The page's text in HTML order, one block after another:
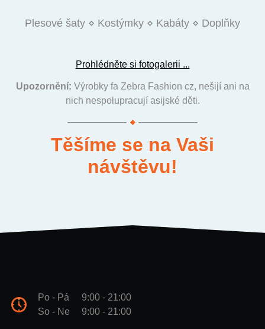
Prohlédněte si fotogalerii ...
Upozornění: Výrobky fa Zebra Fashion cz, nešijí ani na
nich nespolupracují asijské děti.
Těšíme se na Vaši
návštěvu!
Po - Pá
9:00 - 21:00
So - Ne
9:00 - 21:00